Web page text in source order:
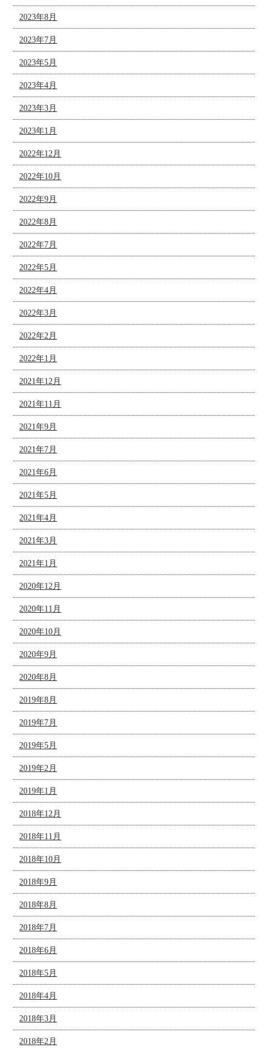
2023年8月
2023年7月
2023年5月
2023年4月
2023年3月
2023年1月
2022年12月
2022年10月
2022年9月
2022年8月
2022年7月
2022年5月
2022年4月
2022年3月
2022年2月
2022年1月
2021年12月
2021年11月
2021年9月
2021年7月
2021年6月
2021年5月
2021年4月
2021年3月
2021年1月
2020年12月
2020年11月
2020年10月
2020年9月
2020年8月
2019年8月
2019年7月
2019年5月
2019年2月
2019年1月
2018年12月
2018年11月
2018年10月
2018年9月
2018年8月
2018年7月
2018年6月
2018年5月
2018年4月
2018年3月
2018年2月